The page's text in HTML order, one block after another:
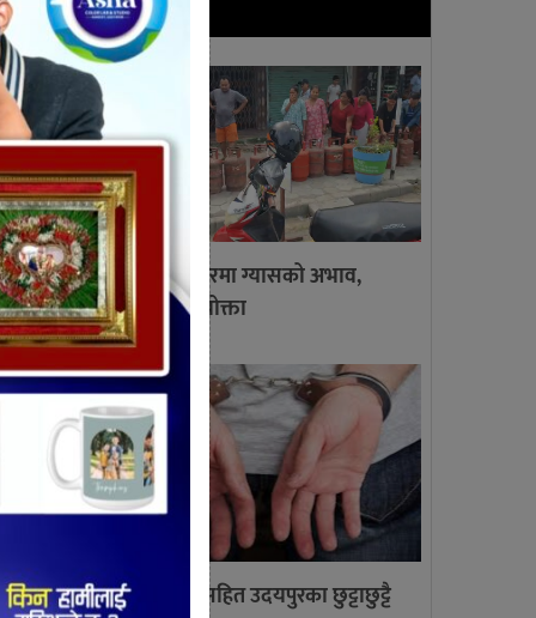
गाईघाट बजारमा ग्यासको अभाव,
लाइनमा उपभोक्ता
लागु औषध सहित उदयपुरका छुट्टाछुट्टै